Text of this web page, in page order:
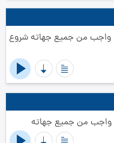
واجب من جميع جهاته‏ شروع